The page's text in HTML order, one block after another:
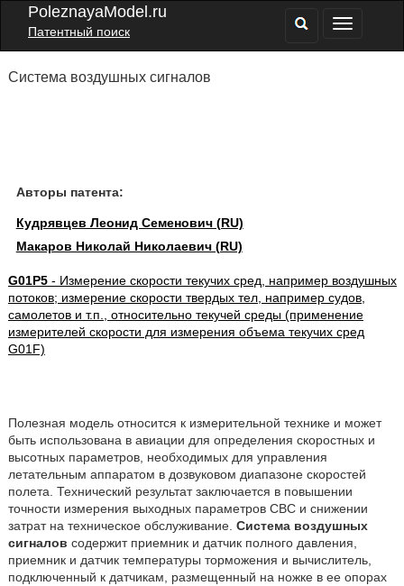
PoleznayaModel.ru
Патентный поиск
Система воздушных сигналов
Авторы патента:
Кудрявцев Леонид Семенович (RU)
Макаров Николай Николаевич (RU)
G01P5- Измерение скорости текучих сред, например воздушных
потоков; измерение скорости твердых тел, например судов,
самолетов и т.п., относительно текучей среды (применение
измерителей скорости для измерения объема текучих сред
G01F)
Полезная модель относится к измерительной технике и может
быть использована в авиации для определения скоростных и
высотных параметров, необходимых для управления
летательным аппаратом в дозвуковом диапазоне скоростей
полета. Технический результат заключается в повышении
точности измерения выходных параметров СВС и снижении
затрат на техническое обслуживание. Система воздушных
сигналов содержит приемник и датчик полного давления,
приемник и датчик температуры торможения и вычислитель,
подключенный к датчикам, размещенный на ножке в ее опорах